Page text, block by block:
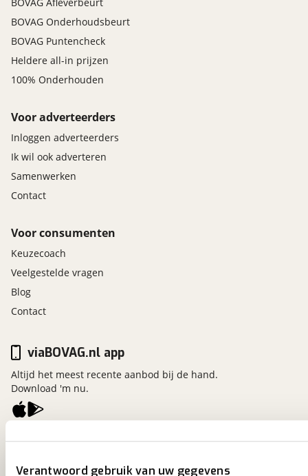
Verantwoord gebruik van uw gegevens
BOVAG Afleverbeurt
BOVAG Onderhoudsbeurt
BOVAG Puntencheck
Heldere all-in prijzen
100% Onderhouden
Voor adverteerders
Inloggen adverteerders
Ik wil ook adverteren
Samenwerken
Contact
Voor consumenten
Keuzecoach
Veelgestelde vragen
Blog
Contact
viaBOVAG.nl
3981 AJ Bunnik
viaBOVAG.nl app
Altijd het meest recente aanbod bij de hand.
Download 'm nu.